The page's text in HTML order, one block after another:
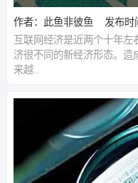
作者：此鱼非彼鱼 发布时
互联网经济是近两个十年
济很不同的新经济形态。造
来越..